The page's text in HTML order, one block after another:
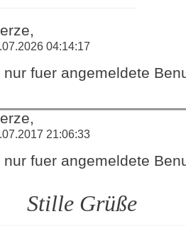
04:14:17
fuer angemeldete
21:06:33
fuer angemeldete
Stille Grüße